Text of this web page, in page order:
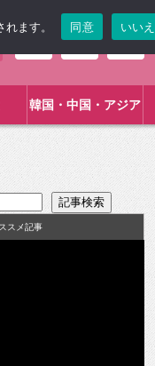
韓国・中国・アジア
スメ記事
ます。 同意 いいえ